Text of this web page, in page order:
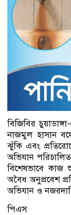
বিজিবির
নাজমুল হাসান
ঝুঁকি এবং
অভিযান
বিশেষভাবে কাজ
অবৈধ অনুপ্রবেশ
অভিযান ও
পিএস